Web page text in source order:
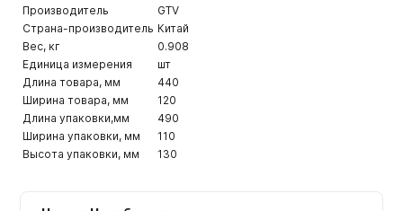
Производитель
GTV
Страна-производитель Китай
Вес, кг
0.908
Единица измерения
шт
Длина товара, мм
440
Ширина товара, мм
120
Длина упаковки,мм
490
Ширина упаковки, мм
110
Высота упаковки, мм
130